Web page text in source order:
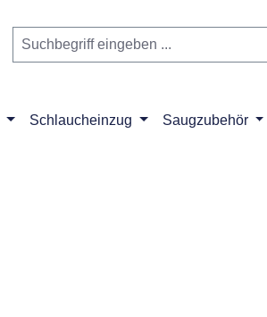
Schlaucheinzug Saugzubehör